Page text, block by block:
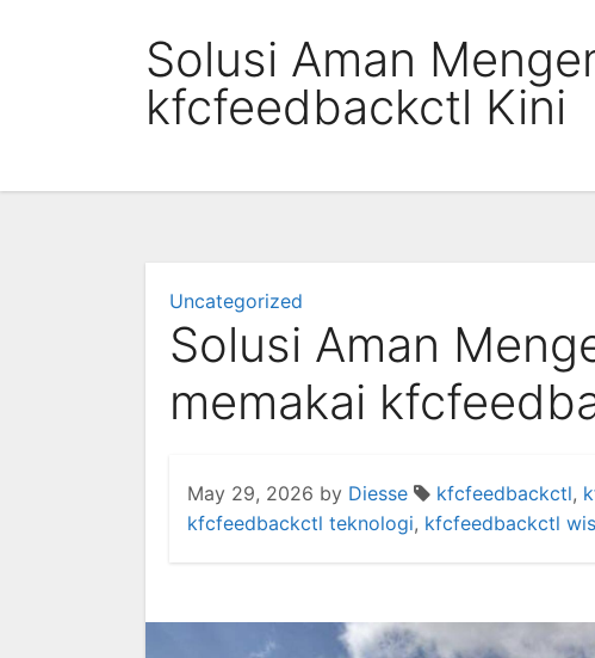
Solusi Aman
kfcfeedbackctl Kini
Uncategorized
Solusi Aman
memakai
May 29, 2026 by Diesse kfcfeedbackctl,
kfcfeedbackctl teknologi, kfcfeedbackctl